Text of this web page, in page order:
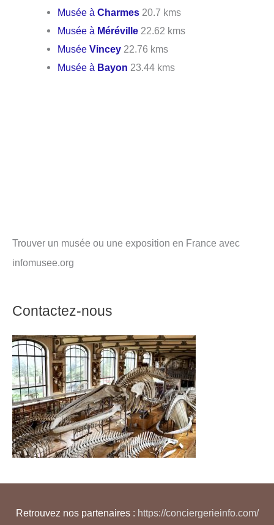
Musée àCharmes 20.7 kms
Musée à Méréville 22.62 kms
MuséeVincey 22.76 kms
Musée à Bayon 23.44 kms
Trouver un musée ou une exposition en France avec
infomusee.org
Contactez-nous
Retrouvez nos partenaires : https://conciergerieinfo.com/